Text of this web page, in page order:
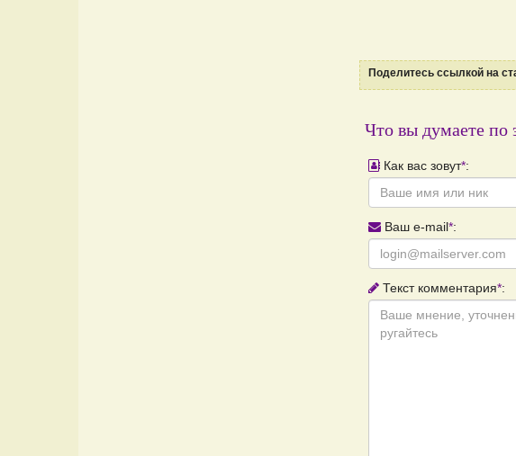
Поделитесь ссылкой на
Что вы думаете по
Как вас зовут*:
Ваш e-mail*:
Текст комментария*: